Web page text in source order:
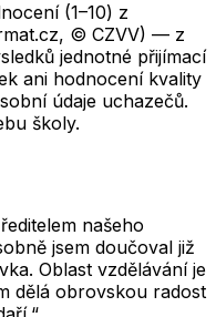
(1–10) z
© CZVV) — z
jednotné přijímací
ani hodnocení kvality
údaje uchazečů.
školy.
našeho
jsem doučoval již
Oblast vzdělávání je
dělá obrovskou radost